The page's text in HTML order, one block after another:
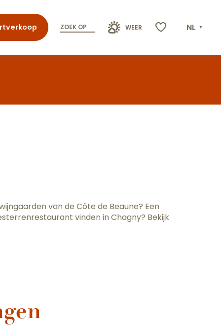
ZOEK OP WEER NL
van de Côte de Beaune? Een
vinden in Chagny? Bekijk